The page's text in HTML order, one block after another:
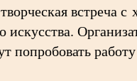
встреча
попробовать